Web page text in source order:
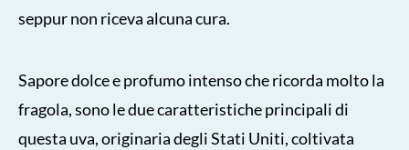
seppur non riceva alcuna cura.
Sapore dolce e profumo intenso che ricorda molto la
fragola, sono le due caratteristiche principali di
questa uva, originaria degli Stati Uniti, coltivata